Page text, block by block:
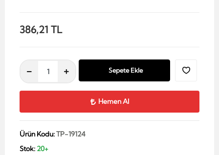
386,21 TL
Sepete Ekle
Hemen Al
Ürün Kodu:TP-19124
Stok: 20+